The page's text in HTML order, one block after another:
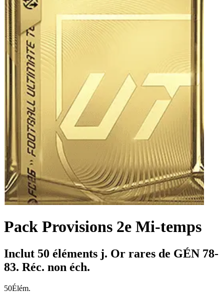
Pack Provisions 2e Mi-temps
Inclut 50 éléments j. Or rares de GÉN 78-
83. Réc. non éch.
50Élém.